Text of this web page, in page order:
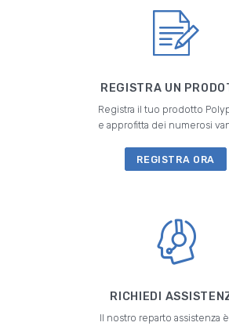
REGISTRA UN
Registra il tuo prodotto
e approfitta dei numerosi
REGISTRA ORA
RICHIEDI
Il nostro reparto assistenza